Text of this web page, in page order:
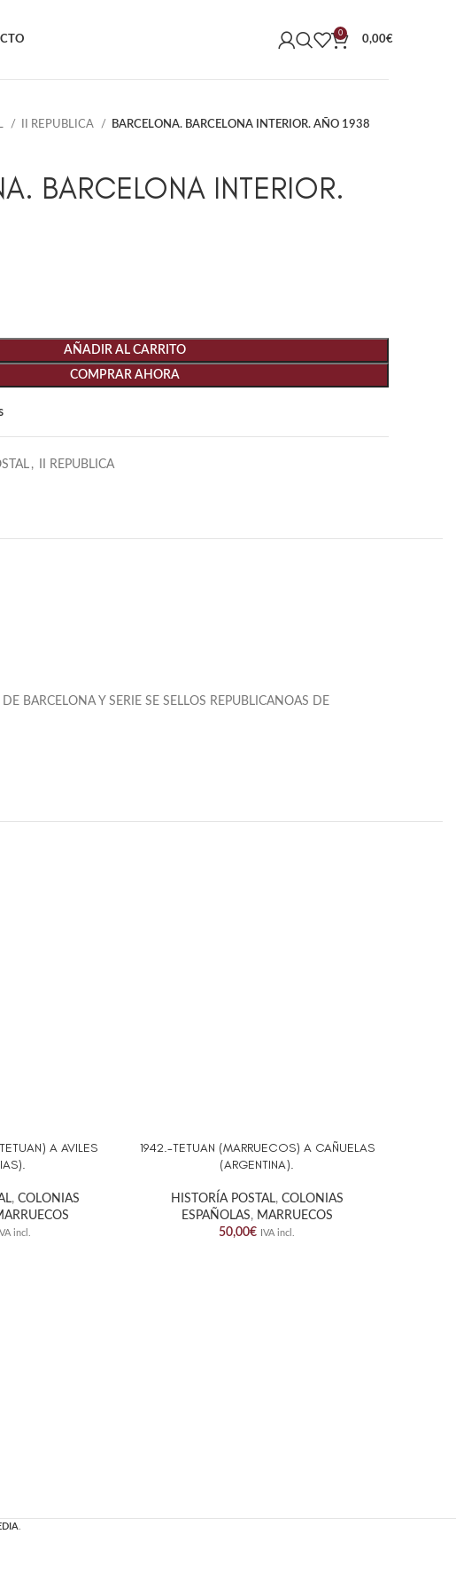
0
0,00€
II REPUBLICA BARCELONA. BARCELONA INTERIOR. AÑO 1938
BARCELONA INTERIOR.
AÑADIR AL CARRITO
COMPRAR AHORA
, II REPUBLICA
BARCELONA Y SERIE SE SELLOS REPUBLICANOAS DE
A AVILES
, COLONIAS
IVA incl.
AÑADIR AL CARRITO
1942.-TETUAN (MARRUECOS) A CAÑUELAS
(ARGENTINA).
HISTORÍA POSTAL, COLONIAS
ESPAÑOLAS, MARRUECOS
50,00€ IVA incl.